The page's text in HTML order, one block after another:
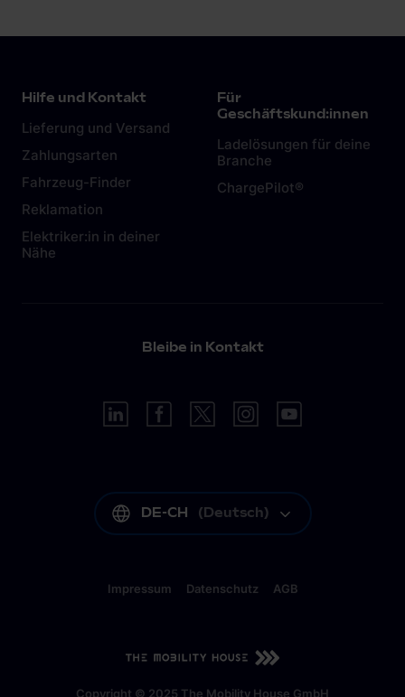
DE-CH ( Deutsch
Hilfe und Kontakt
Lieferung und Versand
Zahlungsarten
Fahrzeug-Finder
Reklamation
Elektriker:in in deiner
Nähe
Für
Geschäftskund:innen
Ladelösungen für deine
Branche
ChargePilot®
Bleibe in Kontakt
DE-CH (Deutsch)
Copyright © 2025 The Mobility House GmbH
Impressum Datenschutz AGB